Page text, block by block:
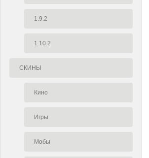
1.9.2
1.10.2
СКИНЫ
Кино
Игры
Мобы